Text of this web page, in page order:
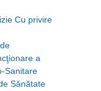
Cu privire
a
Sanitare
Sănătate